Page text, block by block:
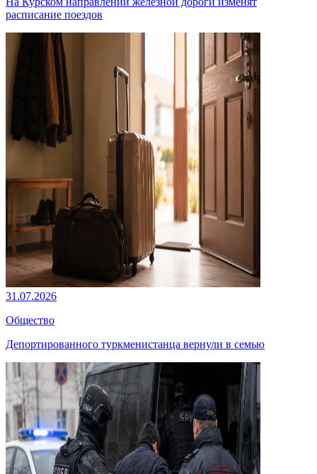
расписание поездов
31.07.2026
Общество
Депортированного туркменистанца вернули в семью